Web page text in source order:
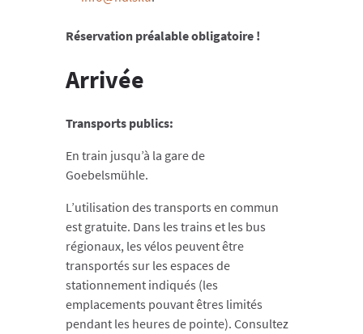
Réservation préalable obligatoire !
Arrivée
Transports publics:
En train jusqu’à la gare de
Goebelsmühle.
L’utilisation des transports en commun
est gratuite. Dans les trains et les bus
régionaux, les vélos peuvent être
transportés sur les espaces de
stationnement indiqués (les
emplacements pouvant êtres limités
pendant les heures de pointe). Consultez